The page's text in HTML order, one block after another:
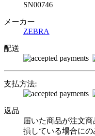
SN00746
メーカー
ZEBRA
配送
支払方法:
返品
届いた商品が注文
損している場合にの